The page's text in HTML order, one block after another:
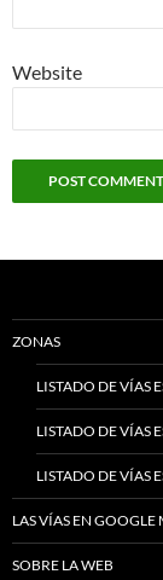
Website
ZONAS
LISTADO DE VÍAS
LISTADO DE VÍAS
LISTADO DE VÍAS
LAS VÍAS EN GOOGLE
SOBRE LA WEB